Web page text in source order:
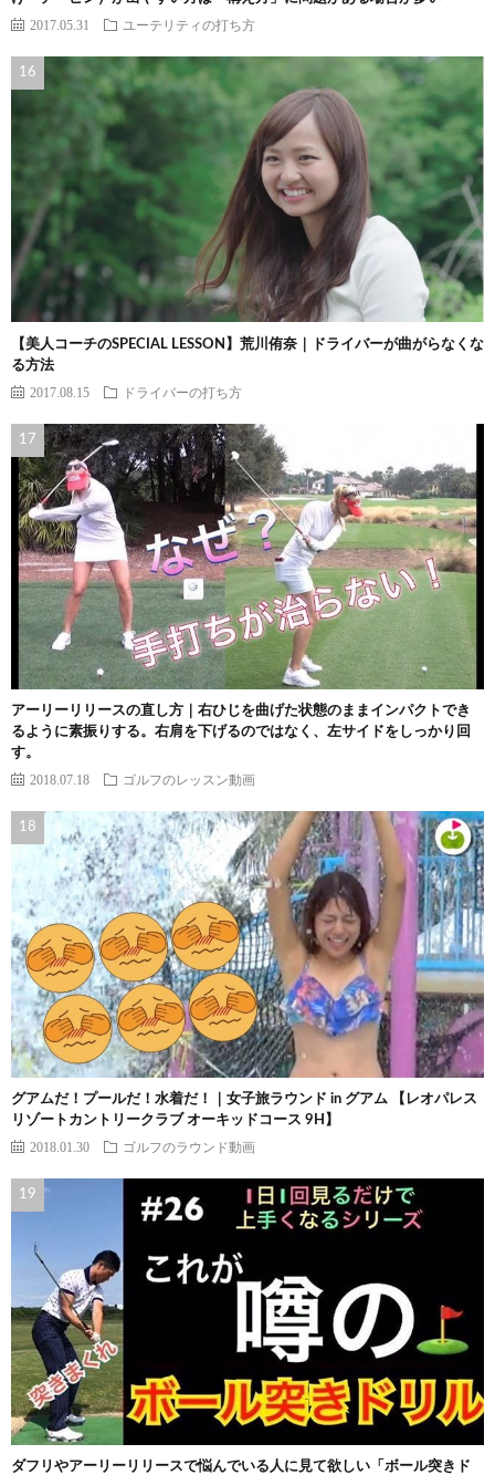
2017.05.31 ユーテリティの打ち方
【美人コーチのSPECIAL LESSON】荒川侑奈｜ドライバーが曲がらなくな
る方法
2017.08.15 ドライバーの打ち方
アーリーリリースの直し方｜右ひじを曲げた状態のままインパクトでき
るように素振りする。右肩を下げるのではなく、左サイドをしっかり回
す。
2018.07.18 ゴルフのレッスン動画
グアムだ！プールだ！水着だ！｜女子旅ラウンド in グアム 【レオパレス
リゾートカントリークラブ オーキッドコース 9H】
2018.01.30 ゴルフのラウンド動画
ダフリやアーリーリリースで悩んでいる人に見て欲しい「ボール突きド